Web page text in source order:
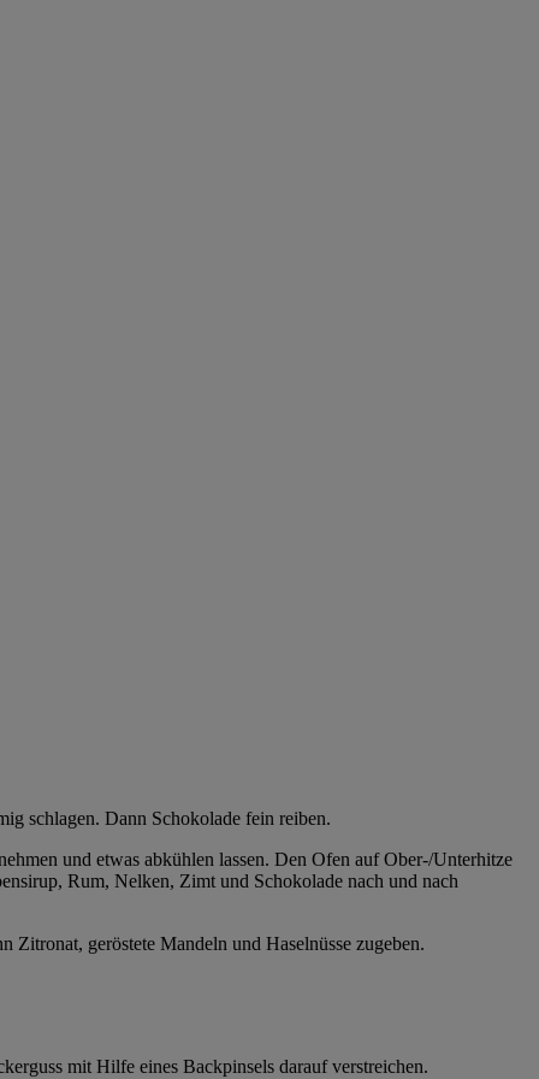
schlagen. Dann Schokolade fein reiben.
und etwas abkühlen lassen. Den Ofen auf Ober-/Unterhitze
Rum, Nelken, Zimt und Schokolade nach und nach
Zitronat, geröstete Mandeln und Haselnüsse zugeben.
mit Hilfe eines Backpinsels darauf verstreichen.